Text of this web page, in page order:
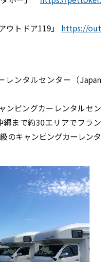
ウトドア119」 https://out
レンタルセンター（Japan
ンピングカーレンタルセン
まで約30エリアでフラン
のキャンピングカーレンタ